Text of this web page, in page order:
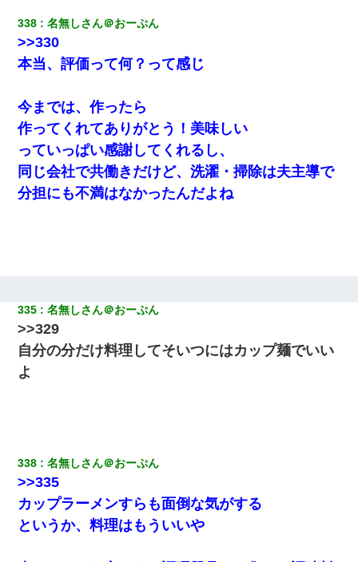
338 名無しさん＠おーぷん
>>330
本当、評価って何？って感じ
今までは、作ったら
作ってくれてありがとう！美味しい
っていっぱい感謝してくれるし、
同じ会社で共働きだけど、洗濯・掃除は夫主導で
分担にも不満はなかったんだよね
335 名無しさん＠おーぷん
>>329
自分の分だけ料理してそいつにはカップ麺でいい
よ
338 名無しさん＠おーぷん
>>335
カップラーメンすらも面倒な気がする
というか、料理はもういいや